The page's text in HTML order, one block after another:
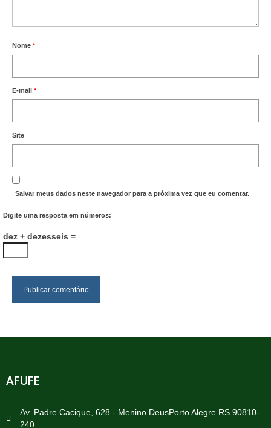
Nome *
E-mail *
Site
Salvar meus dados neste navegador para a próxima vez que eu comentar.
Digite uma resposta em números:
dez + dezesseis =
AFUFE
Av. Padre Cacique, 628 - Menino DeusPorto Alegre RS 90810-
240